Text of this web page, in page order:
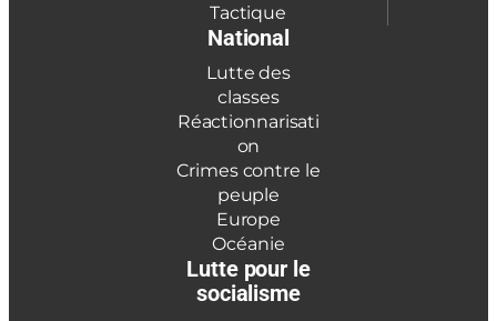
Tactique
National
Lutte des
classes
Réactionnarisati
on
Crimes contre le
peuple
Europe
Océanie
Lutte pour le
socialisme